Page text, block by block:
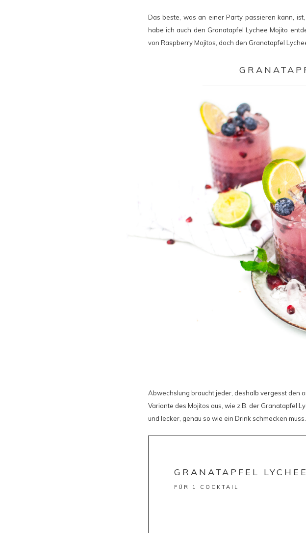
Das beste, was an einer Party passieren kann,
habe ich auch den Granatapfel Lychee Mojito
von Raspberry Mojitos, doch den Granatapfel
Abwechslung braucht jeder, deshalb vergesst den
Variante des Mojitos aus, wie z.B. der Granatapfel
und lecker, genau so wie ein Drink schmecken
GRANATAPFEL
FÜR 1 COCKTAIL